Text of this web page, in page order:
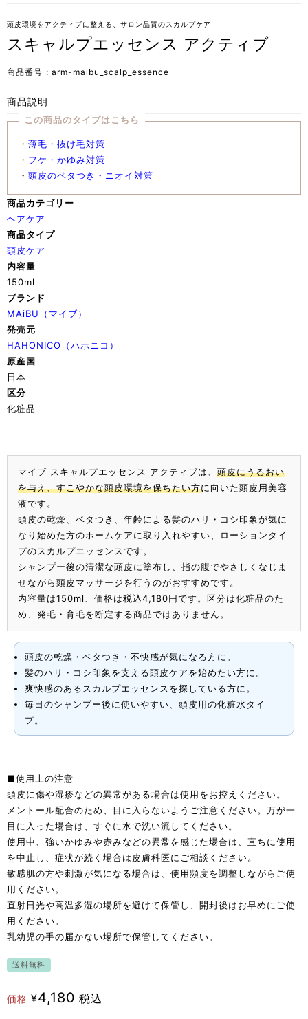
頭皮環境をアクティブに整える、サロン品質のスカルプケア
スキャルプエッセンス アクティブ
商品番号 arm-maibu_scalp_essence
商品説明
この商品のタイプはこちら
・ 薄毛・抜け毛対策
・ フケ・かゆみ対策
・ 頭皮のベタつき・ニオイ対策
商品カテゴリー
ヘアケア
商品タイプ
頭皮ケア
内容量
150ml
ブランド
MAiBU（マイブ）
発売元
HAHONICO（ハホニコ）
原産国
日本
区分
化粧品
マイブ スキャルプエッセンス アクティブは、 頭皮にうるおい
を与え、すこやかな頭皮環境を保ちたい方に向いた頭皮用美容
液です。
頭皮の乾燥、ベタつき、年齢による髪のハリ・コシ印象が気に
なり始めた方のホームケアに取り入れやすい、ローションタイ
プのスカルプエッセンスです。
シャンプー後の清潔な頭皮に塗布し、指の腹でやさしくなじま
せながら頭皮マッサージを行うのがおすすめです。
内容量は150ml、価格は税込4,180円です。区分は化粧品のた
め、発毛・育毛を断定する商品ではありません。
頭皮の乾燥・ベタつき・不快感が気になる方に。
髪のハリ・コシ印象を支える頭皮ケアを始めたい方に。
爽快感のあるスカルプエッセンスを探している方に。
毎日のシャンプー後に使いやすい、頭皮用の化粧水タイ
プ。
■使用上の注意
頭皮に傷や湿疹などの異常がある場合は使用をお控えください。
メントール配合のため、目に入らないようご注意ください。万が一
目に入った場合は、すぐに水で洗い流してください。
使用中、強いかゆみや赤みなどの異常を感じた場合は、直ちに使用
を中止し、症状が続く場合は皮膚科医にご相談ください。
敏感肌の方や刺激が気になる場合は、使用頻度を調整しながらご使
用ください。
直射日光や高温多湿の場所を避けて保管し、開封後はお早めにご使
用ください。
乳幼児の手の届かない場所で保管してください。
送料無料
価格 ¥4,180 税込